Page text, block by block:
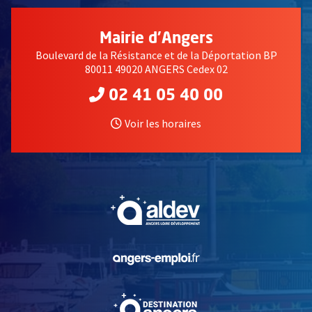
Mairie d'Angers
Boulevard de la Résistance et de la Déportation BP
80011 49020 ANGERS Cedex 02
02 41 05 40 00
Voir les horaires
, Ouvre une nouvelle